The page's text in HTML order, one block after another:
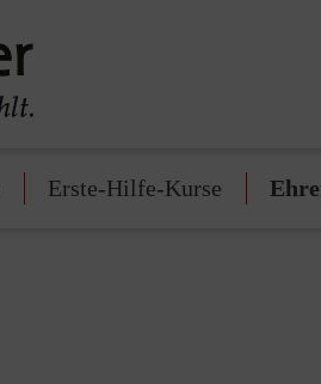
Erste-Hilfe-Kurse